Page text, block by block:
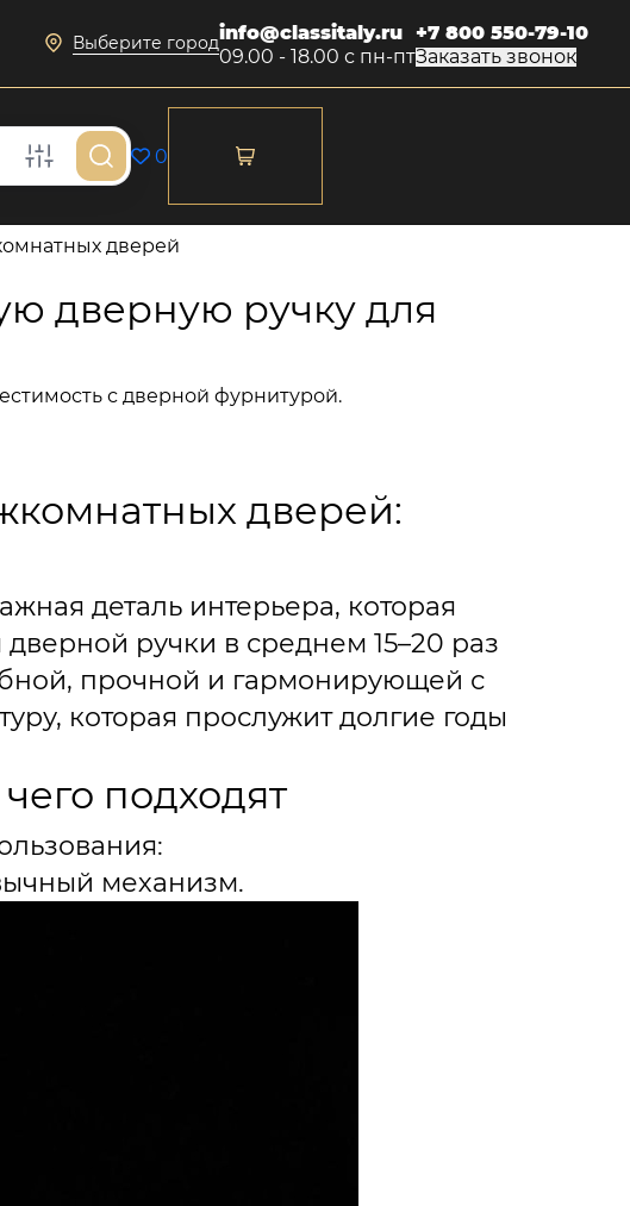
Выберите городinfo@classitaly.ru
09.00 - 18.00 с пн-пт
+7 800 550-79-10
Заказать звонок
0
дверей
дверную ручку для
с дверной фурнитурой.
дверей:
деталь интерьера, которая
ручки в среднем 15–20 раз
прочной и гармонирующей с
которая прослужит долгие годы
подходят
механизм.